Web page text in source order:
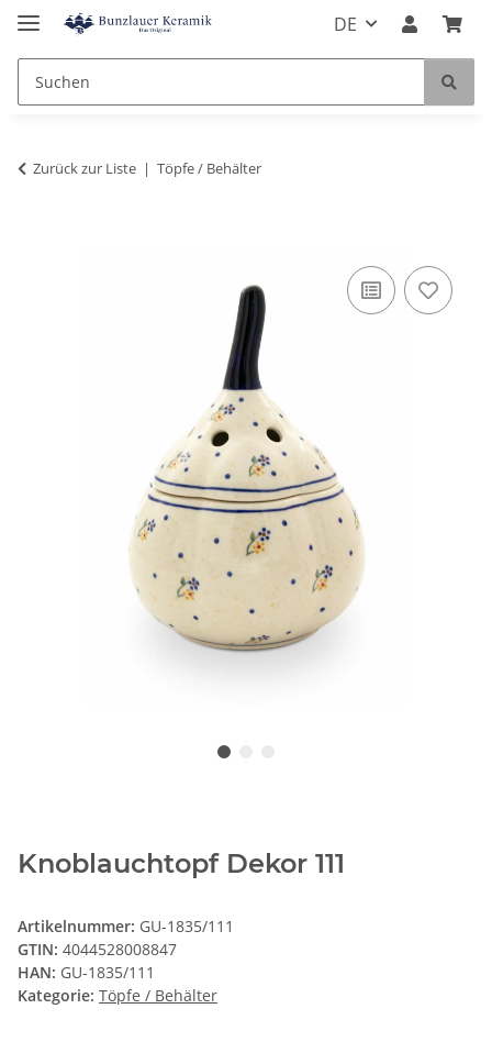
DE
Zurück zur Liste Töpfe / Behälter
Knoblauchtopf Dekor 111
Artikelnummer: GU-1835/111
GTIN: 4044528008847
HAN: GU-1835/111
Kategorie: Töpfe / Behälter